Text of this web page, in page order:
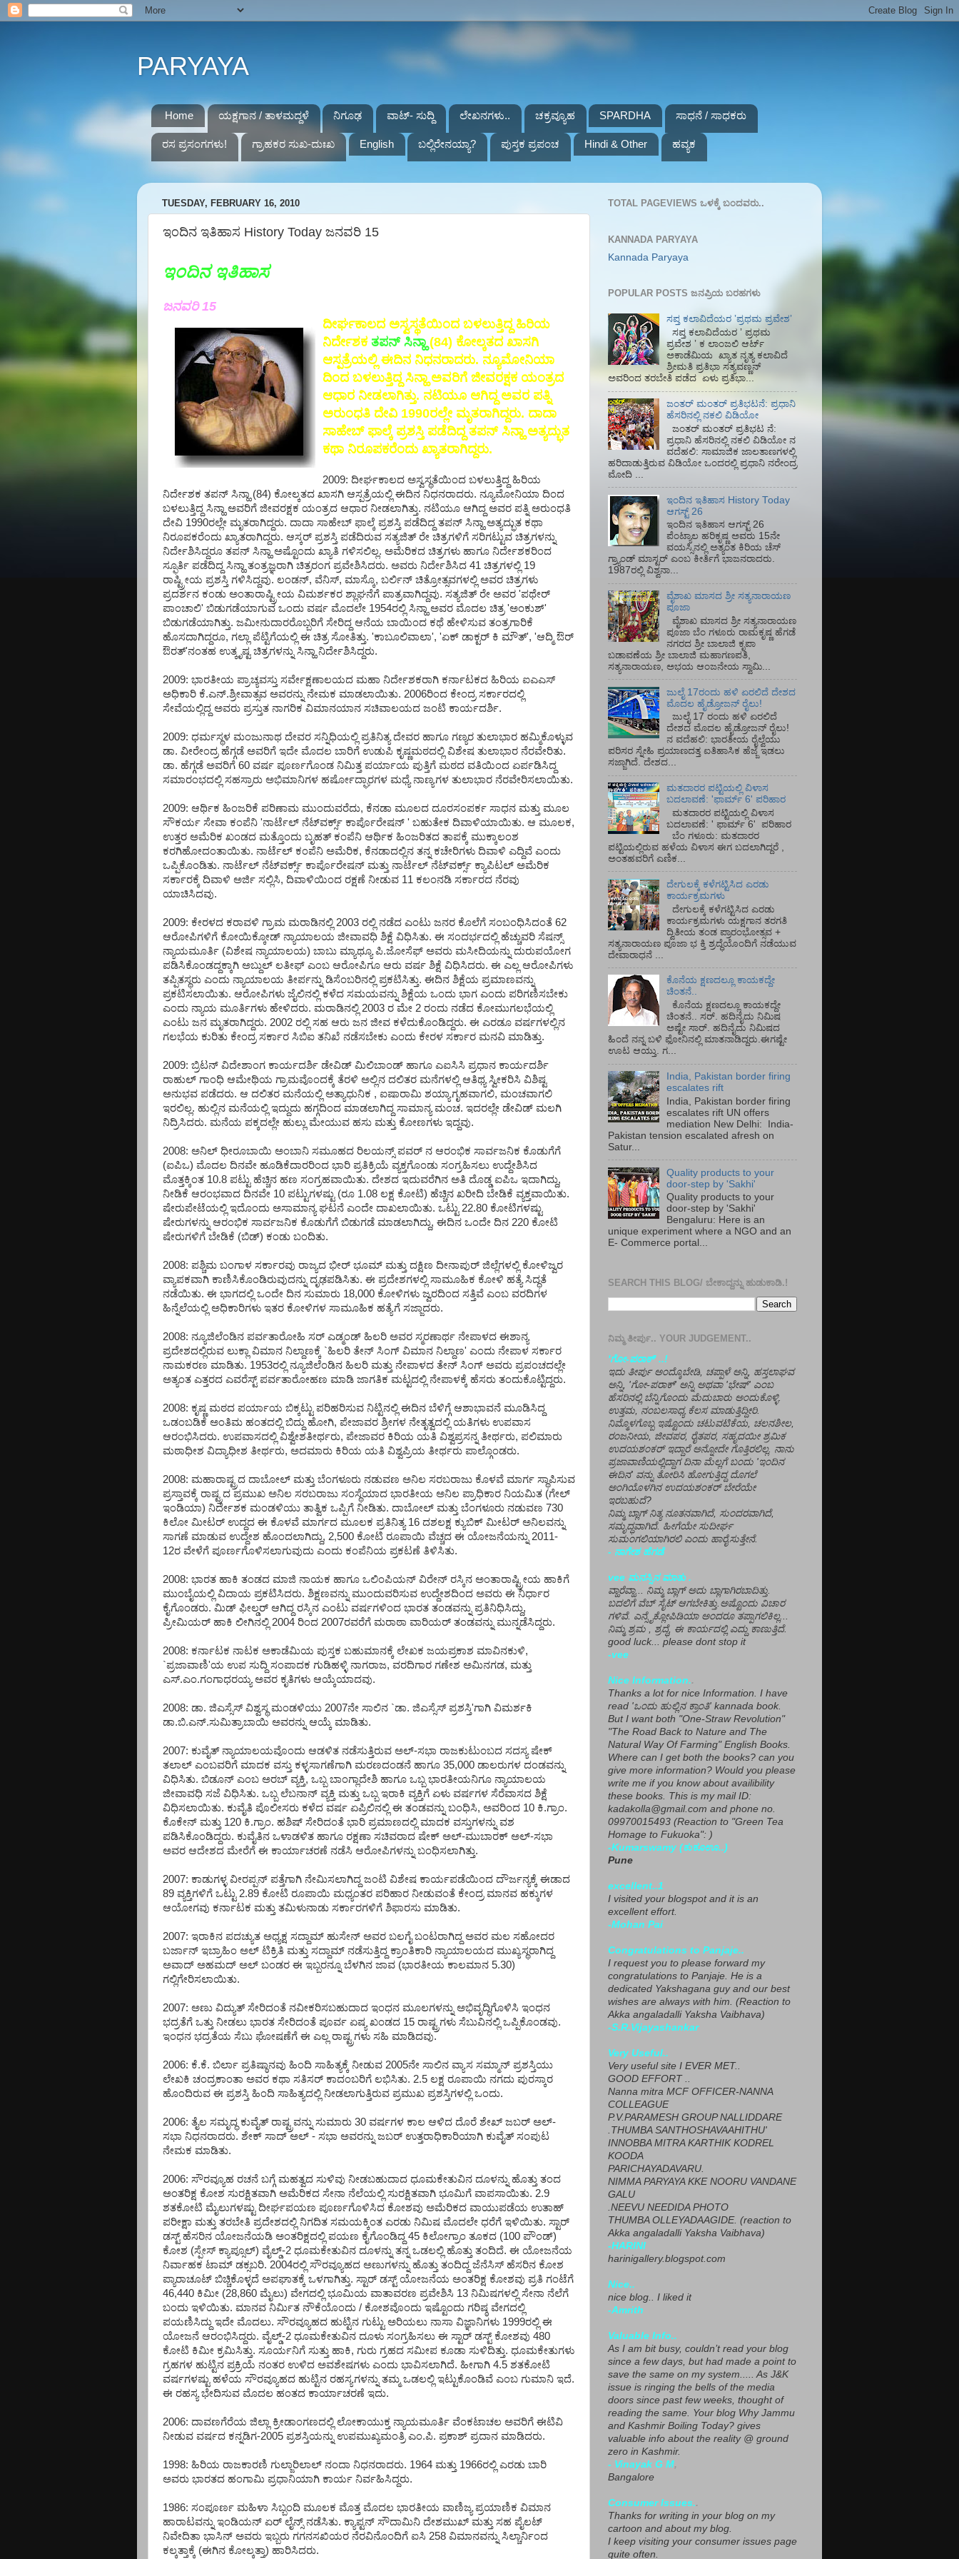
PARYAYA
Home ಯಕ್ಷಗಾನ / ತಾಳಮದ್ದಳೆ ನಿಗೂಢ ವಾಟ್- ಸುದ್ದಿ ಲೇಖನಗಳು.. ಚಕ್ರವ್ಯೂಹ SPARDHA ಸಾಧನೆ / ಸಾಧಕರು
ರಸ ಪ್ರಸಂಗಗಳು! ಗ್ರಾಹಕರ ಸುಖ-ದುಃಖ English ಬಲ್ಲಿರೇನಯ್ಯಾ? ಪುಸ್ತಕ ಪ್ರಪಂಚ Hindi & Other ಹವ್ಯಕ
TUESDAY, FEBRUARY 16, 2010
ಇಂದಿನ ಇತಿಹಾಸ History Today ಜನವರಿ 15
ಇಂದಿನ ಇತಿಹಾಸ
ಜನವರಿ 15
ದೀರ್ಘಕಾಲದ ಅಸ್ವಸ್ಥತೆಯಿಂದ ಬಳಲುತ್ತಿದ್ದ ಹಿರಿಯ
ನಿರ್ದೇಶಕ ತಪನ್ ಸಿನ್ಹಾ(84) ಕೋಲ್ಕತದ ಖಾಸಗಿ
ಆಸ್ಪತ್ರೆಯಲ್ಲಿ ಈದಿನ ನಿಧನರಾದರು. ನ್ಯೂಮೋನಿಯಾ
ದಿಂದ ಬಳಲುತ್ತಿದ್ದ ಸಿನ್ಹಾ ಅವರಿಗೆ ಜೀವರಕ್ಷಕ ಯಂತ್ರದ
ಆಧಾರ ನೀಡಲಾಗಿತ್ತು. ನಟಿಯೂ ಆಗಿದ್ದ ಅವರ ಪತ್ನಿ
ಅರುಂಧತಿ ದೇವಿ 1990ರಲ್ಲೇ ಮೃತರಾಗಿದ್ದರು. ದಾದಾ
ಸಾಹೇಬ್ ಫಾಲ್ಕೆ ಪ್ರಶಸ್ತಿ ಪಡೆದಿದ್ದ ತಪನ್ ಸಿನ್ಹಾ ಅತ್ಯದ್ಭುತ
ಕಥಾ ನಿರೂಪಕರೆಂದು ಖ್ಯಾತರಾಗಿದ್ದರು.
2009: ದೀರ್ಘಕಾಲದ ಅಸ್ವಸ್ಥತೆಯಿಂದ ಬಳಲುತ್ತಿದ್ದ ಹಿರಿಯ
ನಿರ್ದೇಶಕ ತಪನ್ ಸಿನ್ಹಾ (84) ಕೋಲ್ಕತದ ಖಾಸಗಿ ಆಸ್ಪತ್ರೆಯಲ್ಲಿ ಈದಿನ ನಿಧನರಾದರು. ನ್ಯೂಮೋನಿಯಾ ದಿಂದ
ಬಳಲುತ್ತಿದ್ದ ಸಿನ್ಹಾ ಅವರಿಗೆ ಜೀವರಕ್ಷಕ ಯಂತ್ರದ ಆಧಾರ ನೀಡಲಾಗಿತ್ತು. ನಟಿಯೂ ಆಗಿದ್ದ ಅವರ ಪತ್ನಿ ಅರುಂಧತಿ
ದೇವಿ 1990ರಲ್ಲೇ ಮೃತರಾಗಿದ್ದರು. ದಾದಾ ಸಾಹೇಬ್ ಫಾಲ್ಕೆ ಪ್ರಶಸ್ತಿ ಪಡೆದಿದ್ದ ತಪನ್ ಸಿನ್ಹಾ ಅತ್ಯದ್ಭುತ ಕಥಾ
ನಿರೂಪಕರೆಂದು ಖ್ಯಾತರಾಗಿದ್ದರು. ಆಸ್ಕರ್ ಪ್ರಶಸ್ತಿ ಪಡೆದಿರುವ ಸತ್ಯಜಿತ್ ರೇ ಚಿತ್ರಗಳಿಗೆ ಸರಿಗಟ್ಟುವ ಚಿತ್ರಗಳನ್ನು
ನಿರ್ದೇಶಿಸಿದ್ದರೂ ತಪನ್ ಸಿನ್ಹಾ ಅಷ್ಟೊಂದು ಖ್ಯಾತಿ ಗಳಿಸಲಿಲ್ಲ. ಅಮೆರಿಕದ ಚಿತ್ರಗಳು ಹಾಗೂ ನಿರ್ದೇಶಕರಿಂದ
ಸ್ಫೂರ್ತಿ ಪಡೆದಿದ್ದ ಸಿನ್ಹಾ ತಂತ್ರಜ್ಞರಾಗಿ ಚಿತ್ರರಂಗ ಪ್ರವೇಶಿಸಿದರು. ಅವರು ನಿರ್ದೇಶಿಸಿದ 41 ಚಿತ್ರಗಳಲ್ಲಿ 19
ರಾಷ್ಟ್ರೀಯ ಪ್ರಶಸ್ತಿ ಗಳಿಸಿದ್ದವು. ಲಂಡನ್, ವೆನಿಸ್, ಮಾಸ್ಕೊ, ಬರ್ಲಿನ್ ಚಿತ್ರೋತ್ಸವಗಳಲ್ಲಿ ಅವರ ಚಿತ್ರಗಳು
ಪ್ರದರ್ಶನ ಕಂಡು ಅಂತಾರಾಷ್ಟ್ರೀಯ ವಿಮರ್ಶಕರ ಶ್ಲಾಘನೆಗೆ ಪಾತ್ರವಾಗಿದ್ದವು. ಸತ್ಯಜಿತ್ ರೇ ಅವರ 'ಪಥೇರ್
ಪಾಂಚಾಲಿ' ಬಿಡುಗಡೆಯಾಗುವ ಒಂದು ವರ್ಷ ಮೊದಲೇ 1954ರಲ್ಲಿ ಸಿನ್ಹಾ ಅವರ ಮೊದಲ ಚಿತ್ರ 'ಅಂಕುಶ್'
ಬಿಡುಗಡೆಯಾಗಿತ್ತು. ಜಮೀನುದಾರರೊಬ್ಬರಿಗೆ ಸೇರಿದ್ದ ಆನೆಯ ಬಾಯಿಂದ ಕಥೆ ಹೇಳಿಸುವ ತಂತ್ರಗಾರಿಕೆ
ಹೊಸದಾಗಿದ್ದರೂ, ಗಲ್ಲಾ ಪೆಟ್ಟಿಗೆಯಲ್ಲಿ ಈ ಚಿತ್ರ ಸೋತಿತ್ತು. 'ಕಾಬೂಲಿವಾಲಾ', 'ಏಕ್ ಡಾಕ್ಟರ್ ಕಿ ಮೌತ್', 'ಆದ್ಮಿ ಔರ್
ಔರತ್'ನಂತಹ ಉತ್ಕೃಷ್ಟ ಚಿತ್ರಗಳನ್ನು ಸಿನ್ಹಾ ನಿರ್ದೇಶಿಸಿದ್ದರು.
2009: ಭಾರತೀಯ ಪ್ರಾಚ್ಯವಸ್ತು ಸರ್ವೇಕ್ಷಣಾಲಯದ ಮಹಾ ನಿರ್ದೇಶಕರಾಗಿ ಕರ್ನಾಟಕದ ಹಿರಿಯ ಐಎಎಸ್
ಅಧಿಕಾರಿ ಕೆ.ಎನ್.ಶ್ರೀವಾತ್ಸವ ಅವರನ್ನು ನೇಮಕ ಮಾಡಲಾಯಿತು. 2006ರಿಂದ ಕೇಂದ್ರ ಸರ್ಕಾರದಲ್ಲಿ
ಸೇವೆಯಲ್ಲಿದ್ದ ಅವರು ಪ್ರಸ್ತುತ ನಾಗರಿಕ ವಿಮಾನಯಾನ ಸಚಿವಾಲಯದ ಜಂಟಿ ಕಾರ್ಯದರ್ಶಿ.
2009: ಧರ್ಮಸ್ಥಳ ಮಂಜುನಾಥ ದೇವರ ಸನ್ನಿಧಿಯಲ್ಲಿ ಪ್ರತಿನಿತ್ಯ ದೇವರ ಹಾಗೂ ಗಣ್ಯರ ತುಲಾಭಾರ ಹಮ್ಮಿಕೊಳ್ಳುವ
ಡಾ. ವೀರೇಂದ್ರ ಹೆಗ್ಗಡೆ ಅವರಿಗೆ ಇದೇ ಮೊದಲ ಬಾರಿಗೆ ಉಡುಪಿ ಕೃಷ್ಣಮಠದಲ್ಲಿ ವಿಶೇಷ ತುಲಾಭಾರ ನೆರವೇರಿತು.
ಡಾ. ಹೆಗ್ಗಡೆ ಅವರಿಗೆ 60 ವರ್ಷ ಪೂರ್ಣಗೊಂಡ ನಿಮಿತ್ತ ಪರ್ಯಾಯ ಪುತ್ತಿಗೆ ಮಠದ ವತಿಯಿಂದ ಏರ್ಪಡಿಸಿದ್ದ
ಸಮಾರಂಭದಲ್ಲಿ ಸಹಸ್ರಾರು ಅಭಿಮಾನಿಗಳ ಹರ್ಷೋದ್ಘಾರಗಳ ಮಧ್ಯೆ ನಾಣ್ಯಗಳ ತುಲಾಭಾರ ನೆರವೇರಿಸಲಾಯಿತು.
2009: ಆರ್ಥಿಕ ಹಿಂಜರಿಕೆ ಪರಿಣಾಮ ಮುಂದುವರೆದು, ಕೆನಡಾ ಮೂಲದ ದೂರಸಂಪರ್ಕ ಸಾಧನ ಮತ್ತು ಮೂಲ
ಸೌಕರ್ಯ ಸೇವಾ ಕಂಪೆನಿ 'ನಾರ್ಟೆಲ್ ನೆಟ್‌ವರ್ಕ್ಸ್ ಕಾರ್ಪೊರೇಷನ್ ' ಬಹುತೇಕ ದಿವಾಳಿಯಾಯಿತು. ಆ ಮೂಲಕ,
ಉತ್ತರ ಅಮೆರಿಕ ಖಂಡದ ಮತ್ತೊಂದು ಬೃಹತ್ ಕಂಪೆನಿ ಆರ್ಥಿಕ ಹಿಂಜರಿತದ ತಾಪಕ್ಕೆ ಮುಕ್ಕಾಲಂಶ
ಕರಗಿಹೋದಂತಾಯಿತು. ನಾರ್ಟೆಲ್ ಕಂಪೆನಿ ಅಮೆರಿಕ, ಕೆನಡಾದಲ್ಲಿನ ತನ್ನ ಕಚೇರಿಗಳು ದಿವಾಳಿ ಎದ್ದಿವೆ ಎಂದು
ಒಪ್ಪಿಕೊಂಡಿತು. ನಾರ್ಟೆಲ್ ನೆಟ್‌ವರ್ಕ್ಸ್ ಕಾರ್ಪೊರೇಷನ್ ಮತ್ತು ನಾರ್ಟೆಲ್ ನೆಟ್‌ವರ್ಕ್ಸ್ ಕ್ಯಾಪಿಟಲ್ ಅಮೆರಿಕ
ಸರ್ಕಾರಕ್ಕೆ ದಿವಾಳಿ ಅರ್ಜಿ ಸಲ್ಲಿಸಿ, ದಿವಾಳಿಯಿಂದ ರಕ್ಷಣೆ ನೀಡುವ 11 ಕಲಂನಡಿ ಸರ್ಕಾರದ ನೆರವು
ಯಾಚಿಸಿದವು.
2009: ಕೇರಳದ ಕರಾವಳಿ ಗ್ರಾಮ ಮರಾಡಿನಲ್ಲಿ 2003 ರಲ್ಲಿ ನಡೆದ ಎಂಟು ಜನರ ಕೊಲೆಗೆ ಸಂಬಂಧಿಸಿದಂತೆ 62
ಆರೋಪಿಗಳಿಗೆ ಕೋಯಿಕ್ಕೋಡ್ ನ್ಯಾಯಾಲಯ ಜೀವಾವಧಿ ಶಿಕ್ಷೆ ವಿಧಿಸಿತು. ಈ ಸಂದರ್ಭದಲ್ಲಿ ಹೆಚ್ಚುವರಿ ಸೆಷನ್ಸ್
ನ್ಯಾಯಮೂರ್ತಿ (ವಿಶೇಷ ನ್ಯಾಯಾಲಯ) ಬಾಬು ಮ್ಯಾಥ್ಯೂ ಪಿ.ಜೋಸೆಫ್ ಅವರು ಮಸೀದಿಯನ್ನು ದುರುಪಯೋಗ
ಪಡಿಸಿಕೊಂಡದ್ದಕ್ಕಾಗಿ ಅಬ್ದುಲ್ ಲತೀಫ್ ಎಂಬ ಆರೋಪಿಗೂ ಆರು ವರ್ಷ ಶಿಕ್ಷೆ ವಿಧಿಸಿದರು. ಈ ಎಲ್ಲ ಆರೋಪಿಗಳು
ತಪ್ಪಿತಸ್ಥರು ಎಂದು ನ್ಯಾಯಾಲಯ ತೀರ್ಪನ್ನು ಡಿಸೆಂಬರಿನಲ್ಲಿ ಪ್ರಕಟಿಸಿತ್ತು. ಈದಿನ ಶಿಕ್ಷೆಯ ಪ್ರಮಾಣವನ್ನು
ಪ್ರಕಟಿಸಲಾಯಿತು. ಆರೋಪಿಗಳು ಜೈಲಿನಲ್ಲಿ ಕಳೆದ ಸಮಯವನ್ನು ಶಿಕ್ಷೆಯ ಒಂದು ಭಾಗ ಎಂದು ಪರಿಗಣಿಸಬೇಕು
ಎಂದು ನ್ಯಾಯ ಮೂರ್ತಿಗಳು ಹೇಳಿದರು. ಮರಾಡಿನಲ್ಲಿ 2003 ರ ಮೇ 2 ರಂದು ನಡೆದ ಕೋಮುಗಲಭೆಯಲ್ಲಿ
ಎಂಟು ಜನ ಮೃತರಾಗಿದ್ದರು. 2002 ರಲ್ಲಿ ಸಹ ಆರು ಜನ ಜೀವ ಕಳೆದುಕೊಂಡಿದ್ದರು. ಈ ಎರಡೂ ವರ್ಷಗಳಲ್ಲಿನ
ಗಲಭೆಯ ಕುರಿತು ಕೇಂದ್ರ ಸರ್ಕಾರ ಸಿಬಿಐ ತನಿಖೆ ನಡೆಸಬೇಕು ಎಂದು ಕೇರಳ ಸರ್ಕಾರ ಮನವಿ ಮಾಡಿತ್ತು.
2009: ಬ್ರಿಟನ್ ವಿದೇಶಾಂಗ ಕಾರ್ಯದರ್ಶಿ ಡೇವಿಡ್ ಮಿಲಿಬಾಂಡ್ ಹಾಗೂ ಎಐಸಿಸಿ ಪ್ರಧಾನ ಕಾರ್ಯದರ್ಶಿ
ರಾಹುಲ್ ಗಾಂಧಿ ಆಮೇಥಿಯ ಗ್ರಾಮವೊಂದಕ್ಕೆ ತೆರಳಿ ಅಲ್ಲಿನ ದಲಿತರ ಮನೆಗಳಲ್ಲಿ ಆತಿಥ್ಯ ಸ್ವೀಕರಿಸಿ ವಿಶಿಷ್ಟ
ಅನುಭವ ಪಡೆದರು. ಆ ದಲಿತರ ಮನೆಯಲ್ಲಿ ಅತ್ಯಾಧುನಿಕ , ಐಷಾರಾಮಿ ಶಯ್ಯಾಗೃಹವಾಗಲಿ, ಮಂಚವಾಗಲಿ
ಇರಲಿಲ್ಲ. ಹುಲ್ಲಿನ ಮನೆಯಲ್ಲಿ ಇದ್ದುದು ಹಗ್ಗದಿಂದ ಮಾಡಲಾಗಿದ್ದ ಸಾಮಾನ್ಯ ಮಂಚ. ಇದರಲ್ಲೇ ಡೇವಿಡ್ ಮಲಗಿ
ನಿದ್ರಿಸಿದರು. ಮನೆಯ ಪಕ್ಕದಲ್ಲೇ ಹುಲ್ಲು ಮೇಯುವ ಹಸು ಮತ್ತು ಕೋಣಗಳು ಇದ್ದವು.
2008: ಅನಿಲ್ ಧೀರೂಬಾಯಿ ಅಂಬಾನಿ ಸಮೂಹದ ರಿಲಯನ್ಸ್ ಪವರ್ ನ ಆರಂಭಿಕ ಸಾರ್ವಜನಿಕ ಕೊಡುಗೆಗೆ
(ಐಪಿಒ) ಮೊದಲ ದಿನವೇ ಹೂಡಿಕೆದಾರರಿಂದ ಭಾರಿ ಪ್ರತಿಕ್ರಿಯೆ ವ್ಯಕ್ತಗೊಂಡು ಸಂಗ್ರಹಿಸಲು ಉದ್ದೇಶಿಸಿದ
ಮೊತ್ತಕ್ಕಿಂತ 10.8 ಪಟ್ಟು ಹೆಚ್ಚಿನ ಹಣ ಸಂಗ್ರಹವಾಯಿತು. ದೇಶದ ಇದುವರೆಗಿನ ಅತಿ ದೊಡ್ಡ ಐಪಿಒ ಇದಾಗಿದ್ದು,
ನೀಡಿಕೆ ಆರಂಭವಾದ ದಿನವೇ 10 ಪಟ್ಟುಗಳಷ್ಟು (ರೂ 1.08 ಲಕ್ಷ ಕೋಟಿ) ಹೆಚ್ಚಿನ ಖರೀದಿ ಬೇಡಿಕೆ ವ್ಯಕ್ತವಾಯಿತು.
ಷೇರುಪೇಟೆಯಲ್ಲಿ ಇದೊಂದು ಅಸಾಮಾನ್ಯ ಘಟನೆ ಎಂದೇ ದಾಖಲಾಯಿತು. ಒಟ್ಟು 22.80 ಕೋಟಿಗಳಷ್ಟು
ಷೇರುಗಳನ್ನು ಆರಂಭಿಕ ಸಾರ್ವಜನಿಕ ಕೊಡುಗೆಗೆ ಬಿಡುಗಡೆ ಮಾಡಲಾಗಿದ್ದು, ಈದಿನ ಒಂದೇ ದಿನ 220 ಕೋಟಿ
ಷೇರುಗಳಿಗೆ ಬೇಡಿಕೆ (ಬಿಡ್) ಕಂಡು ಬಂದಿತು.
2008: ಪಶ್ಚಿಮ ಬಂಗಾಳ ಸರ್ಕಾರವು ರಾಜ್ಯದ ಭೀರ್ ಭೂಮ್ ಮತ್ತು ದಕ್ಷಿಣ ದೀನಾಪುರ್ ಜಿಲ್ಲೆಗಳಲ್ಲಿ ಕೋಳಿಜ್ವರ
ವ್ಯಾಪಕವಾಗಿ ಕಾಣಿಸಿಕೊಂಡಿರುವುದನ್ನು ದೃಢಪಡಿಸಿತು. ಈ ಪ್ರದೇಶಗಳಲ್ಲಿ ಸಾಮೂಹಿಕ ಕೋಳಿ ಹತ್ಯೆ ಸಿದ್ಧತೆ
ನಡೆಯಿತು. ಈ ಭಾಗದಲ್ಲಿ ಒಂದೇ ದಿನ ಸುಮಾರು 18,000 ಕೋಳಿಗಳು ಜ್ವರದಿಂದ ಸತ್ತಿವೆ ಎಂಬ ವರದಿಗಳ
ಹಿನ್ನೆಲೆಯಲ್ಲಿ ಅಧಿಕಾರಿಗಳು ಇತರ ಕೋಳಿಗಳ ಸಾಮೂಹಿಕ ಹತ್ಯೆಗೆ ಸಜ್ಜಾದರು.
2008: ನ್ಯೂಜಿಲೆಂಡಿನ ಪರ್ವತಾರೋಹಿ ಸರ್ ಎಡ್ಮಂಡ್ ಹಿಲರಿ ಅವರ ಸ್ಮರಣಾರ್ಥ ನೇಪಾಳದ ಈಶಾನ್ಯ
ಪ್ರದೇಶದಲ್ಲಿರುವ ಲುಕ್ಲಾ ವಿಮಾನ ನಿಲ್ದಾಣಕ್ಕೆ `ಹಿಲರಿ ತೇನ್ ಸಿಂಗ್ ವಿಮಾನ ನಿಲ್ದಾಣ' ಎಂದು ನೇಪಾಳ ಸರ್ಕಾರ
ನಾಮಕರಣ ಮಾಡಿತು. 1953ರಲ್ಲಿ ನ್ಯೂಜಿಲೆಂಡಿನ ಹಿಲರಿ ಮತ್ತು ನೇಪಾಳದ ತೇನ್ ಸಿಂಗ್ ಅವರು ಪ್ರಪಂಚದಲ್ಲೇ
ಅತ್ಯಂತ ಎತ್ತರದ ಎವರೆಸ್ಟ್ ಪರ್ವತಾರೋಹಣ ಮಾಡಿ ಜಾಗತಿಕ ಮಟ್ಟದಲ್ಲಿ ನೇಪಾಳಕ್ಕೆ ಹೆಸರು ತಂದುಕೊಟ್ಟಿದ್ದರು.
2008: ಕೃಷ್ಣ ಮಠದ ಪರ್ಯಾಯ ಬಿಕ್ಕಟ್ಟು ಪರಿಹರಿಸುವ ನಿಟ್ಟಿನಲ್ಲಿ ಈದಿನ ಬೆಳಿಗ್ಗೆ ಆಶಾಭಾವನೆ ಮೂಡಿಸಿದ್ದ
ಒಡಂಬಡಿಕೆ ಅಂತಿಮ ಹಂತದಲ್ಲಿ ಬಿದ್ದು ಹೋಗಿ, ಪೇಜಾವರ ಶ್ರೀಗಳ ನೇತೃತ್ವದಲ್ಲಿ ಯತಿಗಳು ಉಪವಾಸ
ಆರಂಭಿಸಿದರು. ಉಪವಾಸದಲ್ಲಿ ವಿಶ್ವೇಶತೀರ್ಥರು, ಪೇಜಾವರ ಕಿರಿಯ ಯತಿ ವಿಶ್ವಪ್ರಸನ್ನ ತೀರ್ಥರು, ಪಲಿಮಾರು
ಮಠಾಧೀಶ ವಿದ್ಯಾಧೀಶ ತೀರ್ಥರು, ಅದಮಾರು ಕಿರಿಯ ಯತಿ ವಿಶ್ವಪ್ರಿಯ ತೀರ್ಥರು ಪಾಲ್ಗೊಂಡರು.
2008: ಮಹಾರಾಷ್ಟ್ರದ ದಾಬೋಲ್ ಮತ್ತು ಬೆಂಗಳೂರು ನಡುವಣ ಅನಿಲ ಸರಬರಾಜು ಕೊಳವೆ ಮಾರ್ಗ ಸ್ಥಾಪಿಸುವ
ಪ್ರಸ್ತಾವಕ್ಕೆ ರಾಷ್ಟ್ರದ ಪ್ರಮುಖ ಅನಿಲ ಸರಬರಾಜು ಸಂಸ್ಥೆಯಾದ ಭಾರತೀಯ ಅನಿಲ ಪ್ರಾಧಿಕಾರ ನಿಯಮಿತ (ಗೇಲ್
ಇಂಡಿಯಾ) ನಿರ್ದೇಶಕ ಮಂಡಳಿಯು ತಾತ್ವಿಕ ಒಪ್ಪಿಗೆ ನೀಡಿತು. ದಾಬೋಲ್ ಮತ್ತು ಬೆಂಗಳೂರು ನಡುವಣ 730
ಕಿಲೋ ಮೀಟರ್ ಉದ್ದದ ಈ ಕೊಳವೆ ಮಾರ್ಗದ ಮೂಲಕ ಪ್ರತಿನಿತ್ಯ 16 ದಶಲಕ್ಷ ಕ್ಯುಬಿಕ್ ಮೀಟರ್ ಅನಿಲವನ್ನು
ಸಾಗಣೆ ಮಾಡುವ ಉದ್ದೇಶ ಹೊಂದಲಾಗಿದ್ದು, 2,500 ಕೋಟಿ ರೂಪಾಯಿ ವೆಚ್ಚದ ಈ ಯೋಜನೆಯನ್ನು 2011-
12ರ ವೇಳೆಗೆ ಪೂರ್ಣಗೊಳಿಸಲಾಗುವುದು ಎಂದು ಕಂಪೆನಿಯ ಪ್ರಕಟಣೆ ತಿಳಿಸಿತು.
2008: ಭಾರತ ಹಾಕಿ ತಂಡದ ಮಾಜಿ ನಾಯಕ ಹಾಗೂ ಒಲಿಂಪಿಯನ್ ವಿರೇನ್ ರಸ್ಕಿನ ಅಂತಾರಾಷ್ಟ್ರೀಯ ಹಾಕಿಗೆ
ಮುಂಬೈಯಲ್ಲಿ ವಿದಾಯ ಪ್ರಕಟಿಸಿದರು. ಶಿಕ್ಷಣವನ್ನು ಮುಂದುವರಿಸುವ ಉದ್ದೇಶದಿಂದ ಅವರು ಈ ನಿರ್ಧಾರ
ಕೈಗೊಂಡರು. ಮಿಡ್ ಫೀಲ್ಡರ್ ಆಗಿದ್ದ ರಸ್ಕಿನ ಎಂಟು ವರ್ಷಗಳಿಂದ ಭಾರತ ತಂಡವನ್ನು ಪ್ರತಿನಿಧಿಸಿದ್ದು,
ಪ್ರೀಮಿಯರ್ ಹಾಕಿ ಲೀಗಿನಲ್ಲಿ 2004 ರಿಂದ 2007ರವರೆಗೆ ಮರಾಠಾ ವಾರಿಯರ್ ತಂಡವನ್ನು ಮುನ್ನಡೆಸಿದ್ದರು.
2008: ಕರ್ನಾಟಕ ನಾಟಕ ಅಕಾಡೆಮಿಯ ಪುಸ್ತಕ ಬಹುಮಾನಕ್ಕೆ ಲೇಖಕ ಜಯಪ್ರಕಾಶ ಮಾವಿನಕುಳಿ,
`ಪ್ರಜಾವಾಣಿ'ಯ ಉಪ ಸುದ್ದಿ ಸಂಪಾದಕ ಗುಡಿಹಳ್ಳಿ ನಾಗರಾಜ, ವರದಿಗಾರ ಗಣೇಶ ಅಮಿನಗಡ, ಮತ್ತು
ಎಸ್.ಎಂ.ಗಂಗಾಧರಯ್ಯ ಅವರ ಕೃತಿಗಳು ಆಯ್ಕೆಯಾದವು.
2008: ಡಾ. ಜಿಎಸ್ಸೆಸ್ ವಿಶ್ವಸ್ಥ ಮಂಡಳಿಯು 2007ನೇ ಸಾಲಿನ `ಡಾ. ಜಿಎಸ್ಸೆಸ್ ಪ್ರಶಸ್ತಿ'ಗಾಗಿ ವಿಮರ್ಶಕಿ
ಡಾ.ಬಿ.ಎನ್.ಸುಮಿತ್ರಾಬಾಯಿ ಅವರನ್ನು ಆಯ್ಕೆ ಮಾಡಿತು.
2007: ಕುವೈತ್ ನ್ಯಾಯಾಲಯವೊಂದು ಆಡಳಿತ ನಡೆಸುತ್ತಿರುವ ಅಲ್-ಸಭಾ ರಾಜಕುಟುಂಬದ ಸದಸ್ಯ ಷೇಕ್
ತಲಾಲ್ ಎಂಬವರಿಗೆ ಮಾದಕ ವಸ್ತು ಕಳ್ಳಸಾಗಣೆಗಾಗಿ ಮರಣದಂಡನೆ ಹಾಗೂ 35,000 ಡಾಲರುಗಳ ದಂಡವನ್ನು
ವಿಧಿಸಿತು. ಬಿಡೂನ್ ಎಂಬ ಅರಬ್ ವ್ಯಕ್ತಿ, ಒಬ್ಬ ಬಾಂಗ್ಲಾದೇಶಿ ಹಾಗೂ ಒಬ್ಬ ಭಾರತೀಯನಿಗೂ ನ್ಯಾಯಾಲಯ
ಜೀವಾವಧಿ ಸಜೆ ವಿಧಿಸಿತು. ಒಬ್ಬ ಲೆಬನಾನ್ ವ್ಯಕ್ತಿ ಮತ್ತು ಒಬ್ಬ ಇರಾಕಿ ವ್ಯಕ್ತಿಗೆ ಏಳು ವರ್ಷಗಳ ಸೆರೆವಾಸದ ಶಿಕ್ಷೆ
ವಿಧಿಸಲಾಯಿತು. ಕುವೈತಿ ಪೊಲೀಸರು ಕಳೆದ ವರ್ಷ ಏಪ್ರಿಲಿನಲ್ಲಿ ಈ ತಂಡವನ್ನು ಬಂಧಿಸಿ, ಅವರಿಂದ 10 ಕಿ.ಗ್ರಾಂ.
ಕೊಕೇನ್ ಮತ್ತು 120 ಕಿ.ಗ್ರಾಂ. ಹಶಿಷ್ ಸೇರಿದಂತೆ ಭಾರಿ ಪ್ರಮಾಣದಲ್ಲಿ ಮಾದಕ ವಸ್ತುಗಳನ್ನು ವಶ
ಪಡಿಸಿಕೊಂಡಿದ್ದರು. ಕುವೈತಿನ ಒಳಾಡಳಿತ ಹಾಗೂ ರಕ್ಷಣಾ ಸಚಿವರಾದ ಷೇಕ್ ಅಲ್-ಮುಬಾರಕ್ ಅಲ್-ಸಭಾ
ಅವರ ಆದೇಶದ ಮೇರೆಗೆ ಈ ಕಾರ್ಯಾಚರಣೆ ನಡೆಸಿ ಆರೋಪಿಗಳನ್ನು ಬಂಧಿಸಲಾಗಿತ್ತು.
2007: ಕಾಡುಗಳ್ಳ ವೀರಪ್ಪನ್ ಪತ್ತೆಗಾಗಿ ನೇಮಿಸಲಾಗಿದ್ದ ಜಂಟಿ ವಿಶೇಷ ಕಾರ್ಯಪಡೆಯಿಂದ ದೌರ್ಜನ್ಯಕ್ಕೆ ಈಡಾದ
89 ವ್ಯಕ್ತಿಗಳಿಗೆ ಒಟ್ಟು 2.89 ಕೋಟಿ ರೂಪಾಯಿ ಮಧ್ಯಂತರ ಪರಿಹಾರ ನೀಡುವಂತೆ ಕೇಂದ್ರ ಮಾನವ ಹಕ್ಕುಗಳ
ಆಯೋಗವು ಕರ್ನಾಟಕ ಮತ್ತು ತಮಿಳುನಾಡು ಸರ್ಕಾರಗಳಿಗೆ ಶಿಫಾರಸು ಮಾಡಿತು.
2007: ಇರಾಕಿನ ಪದಚ್ಯುತ ಅಧ್ಯಕ್ಷ ಸದ್ದಾಮ್ ಹುಸೇನ್ ಅವರ ಬಲಗೈ ಬಂಟರಾಗಿದ್ದ ಅವರ ಮಲ ಸಹೋದರ
ಬರ್ಜಾನ್ ಇಬ್ರಾಹಿಂ ಅಲ್ ಟಿಕ್ರಿತಿ ಮತ್ತು ಸದ್ದಾಮ್ ನಡೆಸುತ್ತಿದ್ದ ಕ್ರಾಂತಿಕಾರಿ ನ್ಯಾಯಾಲಯದ ಮುಖ್ಯಸ್ಥರಾಗಿದ್ದ
ಅವಾದ್ ಅಹಮದ್ ಅಲ್ ಬಂಡರ ಈ ಇಬ್ಬರನ್ನೂ ಬೆಳಗಿನ ಜಾವ (ಭಾರತೀಯ ಕಾಲಮಾನ 5.30)
ಗಲ್ಲಿಗೇರಿಸಲಾಯಿತು.
2007: ಅಣು ವಿದ್ಯುತ್ ಸೇರಿದಂತೆ ನವೀಕರಿಸಬಹುದಾದ ಇಂಧನ ಮೂಲಗಳನ್ನು ಅಭಿವೃದ್ಧಿಗೊಳಿಸಿ ಇಂಧನ
ಭದ್ರತೆಗೆ ಒತ್ತು ನೀಡಲು ಭಾರತ ಸೇರಿದಂತೆ ಪೂರ್ವ ಏಷ್ಯ ಖಂಡದ 15 ರಾಷ್ಟ್ರಗಳು ಸೆಬುವಿನಲ್ಲಿ ಒಪ್ಪಿಕೊಂಡವು.
ಇಂಧನ ಭದ್ರತೆಯ ಸೆಬು ಘೋಷಣೆಗೆ ಈ ಎಲ್ಲ ರಾಷ್ಟ್ರಗಳು ಸಹಿ ಮಾಡಿದವು.
2006: ಕೆ.ಕೆ. ಬಿರ್ಲಾ ಪ್ರತಿಷ್ಠಾನವು ಹಿಂದಿ ಸಾಹಿತ್ಯಕ್ಕೆ ನೀಡುವ 2005ನೇ ಸಾಲಿನ ವ್ಯಾಸ ಸಮ್ಮಾನ್ ಪ್ರಶಸ್ತಿಯು
ಲೇಖಕಿ ಚಂದ್ರಕಾಂತಾ ಅವರ ಕಥಾ ಸತಿಸರ್ ಕಾದಂಬರಿಗೆ ಲಭಿಸಿತು. 2.5 ಲಕ್ಷ ರೂಪಾಯಿ ನಗದು ಪುರಸ್ಕಾರ
ಹೊಂದಿರುವ ಈ ಪ್ರಶಸ್ತಿ ಹಿಂದಿ ಸಾಹಿತ್ಯದಲ್ಲಿ ನೀಡಲಾಗುತ್ತಿರುವ ಪ್ರಮುಖ ಪ್ರಶಸ್ತಿಗಳಲ್ಲಿ ಒಂದು.
2006: ತೈಲ ಸಮೃದ್ಧ ಕುವೈತ್ ರಾಷ್ಟ್ರವನ್ನು ಸುಮಾರು 30 ವರ್ಷಗಳ ಕಾಲ ಆಳಿದ ದೊರೆ ಶೇಖ್ ಜಬರ್ ಅಲ್-
ಸಭಾ ನಿಧನರಾದರು. ಶೇಕ್ ಸಾದ್ ಅಲ್ - ಸಭಾ ಅವರನ್ನು ಜಬರ್ ಉತ್ತರಾಧಿಕಾರಿಯಾಗಿ ಕುವೈತ್ ಸಂಪುಟ
ನೇಮಕ ಮಾಡಿತು.
2006: ಸೌರವ್ಯೂಹ ರಚನೆ ಬಗ್ಗೆ ಮಹತ್ವದ ಸುಳಿವು ನೀಡಬಹುದಾದ ಧೂಮಕೇತುವಿನ ದೂಳನ್ನು ಹೊತ್ತು ತಂದ
ಅಂತರಿಕ್ಷ ಕೋಶ ಸುರಕ್ಷಿತವಾಗಿ ಅಮೆರಿಕದ ಸೇನಾ ನೆಲೆಯಲ್ಲಿ ಸುರಕ್ಷಿತವಾಗಿ ಭೂಮಿಗೆ ವಾಪಸಾಯಿತು. 2.9
ಶತಕೋಟಿ ಮೈಲುಗಳಷ್ಟು ದೀರ್ಘಪಯಣ ಪೂರ್ಣಗೊಳಿಸಿದ ಕೋಶವು ಅಮೆರಿಕದ ವಾಯುಪಡೆಯ ಉತಾಹ್
ಪರೀಕ್ಷಾ ಮತ್ತು ತರಬೇತಿ ಪ್ರದೇಶದಲ್ಲಿ ನಿಗದಿತ ಸಮಯಕ್ಕಿಂತ ಎರಡು ನಿಮಿಷ ಮೊದಲೇ ಧರೆಗೆ ಇಳಿಯಿತು. ಸ್ಟಾರ್
ಡಸ್ಟ್ ಹೆಸರಿನ ಯೋಜನೆಯಡಿ ಅಂತರಿಕ್ಷದಲ್ಲಿ ಪಯಣ ಕೈಗೊಂಡಿದ್ದ 45 ಕಿಲೋಗ್ರಾಂ ತೂಕದ (100 ಪೌಂಡ್)
ಕೋಶ (ಸ್ಪೇಸ್ ಕ್ಯಾಪ್ಸೂಲ್) ವೈಲ್ಡ್-2 ಧೂಮಕೇತುವಿನ ದೂಳನ್ನು ತನ್ನ ಒಡಲಲ್ಲಿ ಹೊತ್ತು ತಂದಿದೆ. ಈ ಯೋಜನೆಯ
ನಿರ್ವಾಹಕ ಟಾಮ್ ಡಕ್ಸಬರಿ. 2004ರಲ್ಲಿ ಸೌರವ್ಯೂಹದ ಅಣುಗಳನ್ನು ಹೊತ್ತು ತಂದಿದ್ದ ಜೆನೆಸಿಸ್ ಹೆಸರಿನ ಕೋಶ
ಪ್ಯಾರಾಚೂಟ್ ಬಿಚ್ಚಿಕೊಳ್ಳದೆ ಅಪಘಾತಕ್ಕೆ ಒಳಗಾಗಿತ್ತು. ಸ್ಟಾರ್ ಡಸ್ಟ್ ಯೋಜನೆಯ ಅಂತರಿಕ್ಷ ಕೋಶವು ಪ್ರತಿ ಗಂಟೆಗೆ
46,440 ಕಿಮೀ (28,860 ಮೈಲು) ವೇಗದಲ್ಲಿ ಭೂಮಿಯ ವಾತಾವರಣ ಪ್ರವೇಶಿಸಿ 13 ನಿಮಿಷಗಳಲ್ಲಿ ಸೇನಾ ನೆಲೆಗೆ
ಬಂದು ಇಳಿಯಿತು. ಮಾನವ ನಿರ್ಮಿತ ನೌಕೆಯೊಂದು / ಕೋಶವೊಂದು ಇಷ್ಟೊಂದು ಗರಿಷ್ಠ ವೇಗದಲ್ಲಿ
ಪಯಣಿಸಿದ್ದು ಇದೇ ಮೊದಲು. ಸೌರವ್ಯೂಹದ ಹುಟ್ಟಿನ ಗುಟ್ಟು ಅರಿಯಲು ನಾಸಾ ವಿಜ್ಞಾನಿಗಳು 1999ರಲ್ಲಿ ಈ
ಯೋಜನೆ ಆರಂಭಿಸಿದ್ದರು. ವೈಲ್ಡ್-2 ಧೂಮಕೇತುವಿನ ದೂಳು ಸಂಗ್ರಹಿಸಲು ಈ ಸ್ಟಾರ್ ಡಸ್ಟ್ ಕೋಶವು 480
ಕೋಟಿ ಕಿಮೀ ಕ್ರಮಿಸಿತ್ತು. ಸೂರ್ಯನಿಗೆ ಸುತ್ತು ಹಾಕಿ, ಗುರು ಗ್ರಹದ ಸಮೀಪ ಕೂಡಾ ಸುಳಿದಿತ್ತು. ಧೂಮಕೇತುಗಳು
ಗ್ರಹಗಳ ಹುಟ್ಟಿನ ಪ್ರಕ್ರಿಯೆ ನಂತರ ಉಳಿದ ಅವಶೇಷಗಳು ಎಂದು ಭಾವಿಸಲಾಗಿದೆ. ಹೀಗಾಗಿ 4.5 ಶತಕೋಟಿ
ವರ್ಷಗಳಷ್ಟು ಹಳೆಯ ಸೌರವ್ಯೂಹದ ಹುಟ್ಟಿನ ರಹಸ್ಯಗಳನ್ನು ತಮ್ಮ ಒಡಲಲ್ಲಿ ಇಟ್ಟುಕೊಂಡಿವೆ ಎಂಬ ಗುಮಾನಿ ಇದೆ.
ಈ ರಹಸ್ಯ ಭೇದಿಸುವ ಮೊದಲ ಹಂತದ ಕಾರ್ಯಾಚರಣೆ ಇದು.
2006: ದಾವಣಗೆರೆಯ ಜಿಲ್ಲಾ ಕ್ರೀಡಾಂಗಣದಲ್ಲಿ ಲೋಕಾಯುಕ್ತ ನ್ಯಾಯಮೂರ್ತಿ ವೆಂಕಟಾಚಲ ಅವರಿಗೆ ಈಟಿವಿ
ನೀಡುವ ವರ್ಷದ ಕನ್ನಡಿಗ-2005 ಪ್ರಶಸ್ತಿಯನ್ನು ಉಪಮುಖ್ಯಮಂತ್ರಿ ಎಂ.ಪಿ. ಪ್ರಕಾಶ್ ಪ್ರದಾನ ಮಾಡಿದರು.
1998: ಹಿರಿಯ ರಾಜಕಾರಣಿ ಗುಲ್ಜಾರಿಲಾಲ್ ನಂದಾ ನಿಧನರಾದರು. 1964 ಮತ್ತು 1966ರಲ್ಲಿ ಎರಡು ಬಾರಿ
ಅವರು ಭಾರತದ ಹಂಗಾಮಿ ಪ್ರಧಾನಿಯಾಗಿ ಕಾರ್ಯ ನಿರ್ವಹಿಸಿದ್ದರು.
1986: ಸಂಪೂರ್ಣ ಮಹಿಳಾ ಸಿಬ್ಬಂದಿ ಮೂಲಕ ಮೊತ್ತ ಮೊದಲ ಭಾರತೀಯ ವಾಣಿಜ್ಯ ಪ್ರಯಾಣಿಕ ವಿಮಾನ
ಹಾರಾಟವನ್ನು ಇಂಡಿಯನ್ ಏರ್ ಲೈನ್ಸ್ ನಡೆಸಿತು. ಕ್ಯಾಪ್ಟನ್ ಸೌದಾಮಿನಿ ದೇಶಮುಖ್ ಮತ್ತು ಸಹ ಪೈಲಟ್
ನಿವೇದಿತಾ ಭಾಸಿನ್ ಅವರು ಇಬ್ಬರು ಗಗನಸಖಿಯರ ನೆರವಿನೊಂದಿಗೆ ಐಸಿ 258 ವಿಮಾನವನ್ನು ಸಿಲ್ಚಾರ್ನಿಂದ
ಕಲ್ಕತ್ತಾಕ್ಕೆ (ಈಗಿನ ಕೋಲ್ಕತ್ತಾ) ಹಾರಿಸಿದರು.
TOTAL PAGEVIEWS ಒಳಕ್ಕೆ ಬಂದವರು..
KANNADA PARYAYA
Kannada Paryaya
POPULAR POSTS ಜನಪ್ರಿಯ ಬರಹಗಳು
ಸಪ್ತ ಕಲಾವಿದೆಯರ ʼಪ್ರಥಮ ಪ್ರವೇಶʼ
ಸಪ್ತ ಕಲಾವಿದೆಯರ ʼ ಪ್ರಥಮ
ಪ್ರವೇಶ ʼ ಕ ಲಾಂಜಲಿ ಆರ್ಟ್
ಅಕಾಡೆಮಿಯ‌ ಖ್ಯಾತ ನೃತ್ಯ ಕಲಾವಿದೆ
ಶ್ರೀಮತಿ ಪ್ರತಿಭಾ ಸತ್ಯವಣ್ಣನ್
ಅವರಿಂದ ತರಬೇತಿ ಪಡೆದ ಏಳು ಪ್ರತಿಭಾ...
ಜಂತರ್ ಮಂತರ್ ಪ್ರತಿಭಟನೆ: ಪ್ರಧಾನಿ
ಹೆಸರಿನಲ್ಲಿ ನಕಲಿ ವಿಡಿಯೋ
ಜಂತರ್ ಮಂತರ್ ಪ್ರತಿಭಟ ನೆ:
ಪ್ರಧಾನಿ ಹೆಸರಿನಲ್ಲಿ ನಕಲಿ ವಿಡಿಯೋ ನ
ವದೆಹಲಿ: ಸಾಮಾಜಿಕ ಜಾಲತಾಣಗಳಲ್ಲಿ
ಹರಿದಾಡುತ್ತಿರುವ ವಿಡಿಯೋ ಒಂದರಲ್ಲಿ ಪ್ರಧಾನಿ ನರೇಂದ್ರ
ಮೋದಿ ...
ಇಂದಿನ ಇತಿಹಾಸ History Today
ಆಗಸ್ಟ್ 26
ಇಂದಿನ ಇತಿಹಾಸ ಆಗಸ್ಟ್ 26
ಪೆಂಟ್ಯಾಲ ಹರಿಕೃಷ್ಣ ಅವರು 15ನೇ
ವಯಸ್ಸಿನಲ್ಲಿ ಅತ್ಯಂತ ಕಿರಿಯ ಚೆಸ್
ಗ್ರ್ಯಾಂಡ್ ಮಾಸ್ಟರ್ ಎಂಬ ಕೀರ್ತಿಗೆ ಭಾಜನರಾದರು.
1987ರಲ್ಲಿ ವಿಶ್ವನಾ...
ವೈಶಾಖ ಮಾಸದ ಶ್ರೀ ಸತ್ಯನಾರಾಯಣ
ಪೂಜಾ
ವೈಶಾಖ ಮಾಸದ ಶ್ರೀ ಸತ್ಯನಾರಾಯಣ
ಪೂಜಾ ಬೆಂ ಗಳೂರು ರಾಮಕೃಷ್ಣ ಹೆಗಡೆ
ನಗರದ ಶ್ರೀ ಬಾಲಾಜಿ ಕೃಪಾ
ಬಡಾವಣೆಯ ಶ್ರೀ ಬಾಲಾಜಿ ಮಹಾಗಣಪತಿ,
ಸತ್ಯನಾರಾಯಣ, ಅಭಯ ಆಂಜನೇಯ ಸ್ವಾಮಿ...
ಜುಲೈ 17ರಂದು ಹಳಿ ಏರಲಿದೆ ದೇಶದ
ಮೊದಲ ಹೈಡ್ರೋಜನ್ ರೈಲು!
ಜುಲೈ 17 ರಂದು ಹಳಿ ಏರಲಿದೆ
ದೇಶದ ಮೊದಲ ಹೈಡ್ರೋಜನ್ ರೈಲು!
ನ ವದೆಹಲಿ: ಭಾರತೀಯ ರೈಲ್ವೆಯು
ಪರಿಸರ ಸ್ನೇಹಿ ಪ್ರಯಾಣದತ್ತ ಐತಿಹಾಸಿಕ ಹೆಜ್ಜೆ ಇಡಲು
ಸಜ್ಜಾಗಿದೆ. ದೇಶದ...
ಮತದಾರರ ಪಟ್ಟಿಯಲ್ಲಿ ವಿಳಾಸ
ಬದಲಾವಣೆ: 'ಫಾರ್ಮ್ 6' ಪರಿಹಾರ
ಮತದಾರರ ಪಟ್ಟಿಯಲ್ಲಿ ವಿಳಾಸ
ಬದಲಾವಣೆ: ' ಫಾರ್ಮ್ 6' ಪರಿಹಾರ
ಬೆಂ ಗಳೂರು: ಮತದಾರರ
ಪಟ್ಟಿಯಲ್ಲಿರುವ ಹಳೆಯ ವಿಳಾಸ ಈಗ ಬದಲಾಗಿದ್ದರೆ ,
ಅಂತಹವರಿಗೆ ಎಣಿಕ...
ದೇಗುಲಕ್ಕೆ ಕಳೆಗಟ್ಟಿಸಿದ ಎರಡು
ಕಾರ್ಯಕ್ರಮಗಳು
ದೇಗುಲಕ್ಕೆ ಕಳೆಗಟ್ಟಿಸಿದ ಎರಡು
ಕಾರ್ಯಕ್ರಮಗಳು ಯಕ್ಷಗಾನ ತರಗತಿ
ದ್ವಿತೀಯ ತಂಡ ಪ್ರಾರಂಭೋತ್ಸವ +
ಸತ್ಯನಾರಾಯಣ ಪೂಜಾ ಭ ಕ್ತಿ ಶ್ರದ್ಧೆಯೊಂದಿಗೆ ನಡೆಯುವ
ದೇವಾರಾಧನೆ ...
ಕೊನೆಯ ಕ್ಷಣದಲ್ಲೂ ಕಾಯಕದ್ದೇ
ಚಿಂತನೆ..
ಕೊನೆಯ ಕ್ಷಣದಲ್ಲೂ ಕಾಯಕದ್ದೇ
ಚಿಂತನೆ.. ಸರ್.‌ ಹದಿನೈದು ನಿಮಿಷ
ಅಷ್ಟೇ ಸಾರ್.‌ ಹದಿನೈದು ನಿಮಿಷದ
ಹಿಂದೆ ನನ್ನ ಬಳಿ ಫೋನಿನಲ್ಲಿ ಮಾತನಾಡಿದ್ದರು.ಈಗಷ್ಟೇ
ಊಟ ಆಯ್ತು. ಗ...
India, Pakistan border firing
escalates rift
India, Pakistan border firing
escalates rift UN offers
mediation New Delhi: India-
Pakistan tension escalated afresh on
Satur...
Quality products to your
door-step by 'Sakhi'
Quality products to your
door-step by 'Sakhi'
Bengaluru: Here is an
unique experiment where a NGO and an
E- Commerce portal...
SEARCH THIS BLOG/ ಬೇಕಾದ್ದನ್ನು ಹುಡುಕಾಡಿ.!
ನಿಮ್ಮ ತೀರ್ಪು.. YOUR JUDGEMENT..
'ಗೋ-ಪರಾಕ್' ..!
ಇದು ತೀರ್ಪು ಅಂದ್ಕೊಬೇಡಿ, ಚಪ್ಪಾಳೆ ಅನ್ನಿ, ಹಸ್ತಲಾಘವ
ಅನ್ನಿ, 'ಗೋ-ಪರಾಕ್' ಅನ್ನಿ ಅಥವಾ 'ಭೇಷ್' ಎಂಬ
ಹೆಸರಿನಲ್ಲಿ ಬೆನ್ನಿಗೊಂದು ಮೆದುಬಾರು ಅಂದುಕೊಳ್ಳಿ.
ಉತ್ತಮ, ನಂಬಲಸಾಧ್ಯ ಕೆಲಸ ಮಾಡುತ್ತಿದ್ದೀರಿ.
ನಿಮ್ಮೊಳಗೊಬ್ಬ ಇಷ್ಟೊಂದು ಚಟುವಟಿಕೆಯ, ಚಲನಶೀಲ,
ರಂಜನೀಯ, ಜೀವಪರ, ರೈತಪರ, ಸಹೃದಯೀ ಶ್ರಮಿಕ
ಉದಯಶಂಕರ್ ಇದ್ದಾರೆ ಅನ್ನೋದೇ ಗೊತ್ತಿರಲಿಲ್ಲ. ನಾನು
ಪ್ರಜಾವಾಣಿಯಲ್ಲಿದ್ದಾಗ ದಿನಾ ಮೆಲ್ಲಗೆ ಬಂದು 'ಇಂದಿನ
ಈದಿನ' ವನ್ನು ತೋರಿಸಿ ಹೋಗುತ್ತಿದ್ದ ದೊಗಲೆ
ಅಂಗಿಯೊಳಗಿನ ಉದಯಶಂಕರ್ ಬೇರೆಯೇ
ಇರಬಹುದೆ?
ನಿಮ್ಮ ಬ್ಲಾಗ್ ನಿತ್ಯ ನೂತನವಾಗಿದೆ, ಸುಂದರವಾಗಿದೆ,
ಸಮೃದ್ಧವಾಗಿದೆ. ಹೀಗೆಯೇ ಸುದೀರ್ಘ
ಸುಮಂಗಲಿಯಾಗಿರಲಿ ಎಂದು ಹಾರೈಸುತ್ತೇನೆ.
- ನಾಗೇಶ ಹೆಗಡೆ
vee ಮನಸ್ಸಿನ ಮಾತು .
ವ್ಹಾರೆವ್ಹಾ... ನಿಮ್ಮ ಬ್ಲಾಗ್ ಅದು ಬ್ಲಾಗಾಗಿರಬಾದಿತ್ತು.
ಬದಲಿಗೆ ವೆಬ್ ಸೈಟ್ ಆಗಬೇಕಿತ್ತು.ಅಷ್ಟೊಂದು ವಿಚಾರ
ಗಳಿವೆ. ಎನ್ಸೈಕ್ಲೋಪಿಡಿಯಾ ಅಂದರೂ ತಪ್ಪಾಗಲಿಕಿಲ್ಲ...
ನಿಮ್ಮ ಶ್ರಮ , ಶ್ರದ್ಧೆ, ಈ ಕಾರ್ಯದಲ್ಲಿ ಎದ್ದು ಕಾಣುತ್ತಿದೆ.
good luck... please dont stop it
-vee
Nice Information..
Thanks a lot for nice Information. I have
read 'ಒಂದು ಹುಲ್ಲಿನ ಕ್ರಾಂತಿ' kannada book.
But I want both "One-Straw Revolution"
"The Road Back to Nature and The
Natural Way Of Farming" English Books.
Where can I get both the books? can you
give more information? Would you please
write me if you know about availibility
these books. This is my mail ID:
kadakolla@gmail.com and phone no.
09970015493 (Reaction to "Green Tea
Homage to Fukuoka": )
-Kumarswamy (ಕುಕೂಊ..)
Pune
excellent..1
I visited your blogspot and it is an
excellent effort.
-Mohan Pai
Congratulations to Panjaje..
I request you to please forward my
congratulations to Panjaje. He is a
dedicated Yakshagana guy and our best
wishes are always with him. (Reaction to
Akka angaladalli Yaksha Vaibhava)
-S.R.Vijayashankar
Very Useful..
Very useful site I EVER MET..
GOOD EFFORT ..
Nanna mitra MCF OFFICER-NANNA
COLLEAGUE
P.V.PARAMESH GROUP NALLIDDARE
.THUMBA SANTHOSHAVAAHITHU'
INNOBBA MITRA KARTHIK KODREL
KOODA
PARICHAYADAVARU.
NIMMA PARYAYA KKE NOORU VANDANE
GALU
.NEEVU NEEDIDA PHOTO
THUMBA OLLEYADAAGIDE. (reaction to
Akka angaladalli Yaksha Vaibhava)
-HARINI
harinigallery.blogspot.com
Nice..
nice blog.. I liked it
-Amrith
Valuable Info..
As I am bit busy, couldn’t read your blog
since a few days, but had made a point to
save the same on my system..... As J&K
issue is ringing the bells of the media
doors since past few weeks, thought of
reading the same. Your blog Why Jammu
and Kashmir Boiling Today? gives
valuable info about the reality @ ground
zero in Kashmir.
- Vinayak G M,
Bangalore
Consumer Issues..
Thanks for writing in your blog on my
cartoon and about my blog.
I keep visiting your consumer issues page
quite often.